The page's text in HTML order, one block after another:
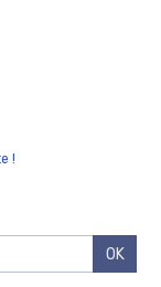
!
OK